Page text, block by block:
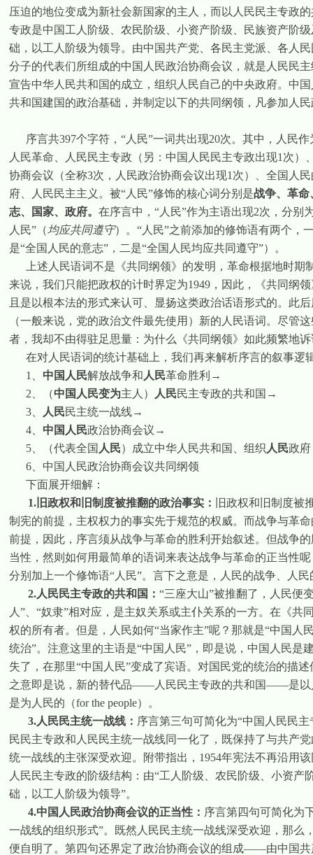
压迫的地位变成为新社会新国家的主人，而以人民民主专政
专政是中国工人阶级、农民阶级、小资产阶级、民族资产阶
础，以工人阶级为领导。由中国共产党、各民主党派、各人
分子的代表们所组成的中国人民政治协商会议，就是人民民
宣告中华人民共和国的成立，组织人民自己的中央政府。中
共和国建国的政治基础，并制定以下的共同纲领，凡参加人
序言共397个字符，“人民”一词共出现20次。其中，人民
人民革命、人民民主专政（另：中国人民民主专政出现1 次）
协商会议（全称3次，人民政治协商会议出现1 次）、全国人
府、人民民主主义。被“人民”修饰的核心词分别是战争、革命
志、国家、政府。 在序言中，“人民”作为主语出现2次，分别
人民”（均应共同遵守）。“人民”之前添加的修饰语有两个，
是“全国人民的意志”，二是“全国人民均应共同遵守”）。
上述人民语词不是《共同纲领》的发明，革命根据地时
来说，我们只能把政权的计时界定为1949，因此，《共同纲
且是以根本法的形式来认可、显扬这类政治话语形式的。此
（一般来说，党的政治文件最先使用）新的人民语词。尽管
者，我却不由得驻足思量：为什么《共同纲领》如此频繁地
在对人民语词的统计基础上，我们再来解析序言的叙事逻
1
中国人民解放战争和 人民革命胜利→
2 、（中国人民变为主人） 人民民主专政的共和国→
3、 人民民主统一战线→
4、 中国人民政治协商会议→
5、（代表全国 人民）成立中华人民共和国、组织 人民政
6、中国人民政治协商会议共同纲领
下面展开细解：
1. 旧政权和旧制度被推翻的政治事实：
旧政权和旧制度被
制宪的前提，主权权力的事实先于规范的权威。而战争与革
前提，因此，序言须从战争与革命的胜利开始叙述。但战争
当性，然则如何用最简单的语词来表达战争与革命的正当性
分别加上一个修饰语“人民”。言下之意是，人民的战争、人
2.人民民主专政的共和国：“三座大山”被推翻了，人民便
人”、“奴隶”相对应，是主奴关系或主仆关系的一方。在《
权的所有者。但是，人民如何“当家作主”呢？那就是“中国
统治”。注意这里的主语是“中国人民”，即是说，中国人民是
失了，在那里“中国人民”变成了宾语。对国民党的统治的描
之意即是说，新的替代品——人民民主专政的共和国——是以
是为人民的（for the people）。
3.人民民主统一战线： 序言第三句可简化为“中国人民民
民民主专政和人民民主统一战线同一化了，既保持了与共产
统一战线的主张深受欢迎。附带指出， 1954年宪法不再沿用
人民民主专政的阶级结构：由“工人阶级、农民阶级、小资
础，以工人阶级为领导”。
4.中国人民政治协商会议的正当性： 序言第四句可简化为
一战线的组织形式”。既然人民民主统一战线深受欢迎，那
便自明了。第四句还界定了政治协商会议的组成——由中国